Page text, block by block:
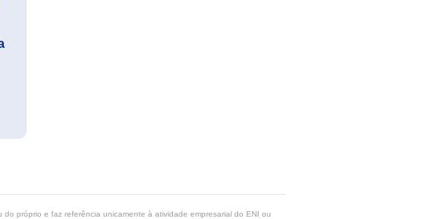
próprio e faz referência unicamente à atividade empresarial do ENI ou